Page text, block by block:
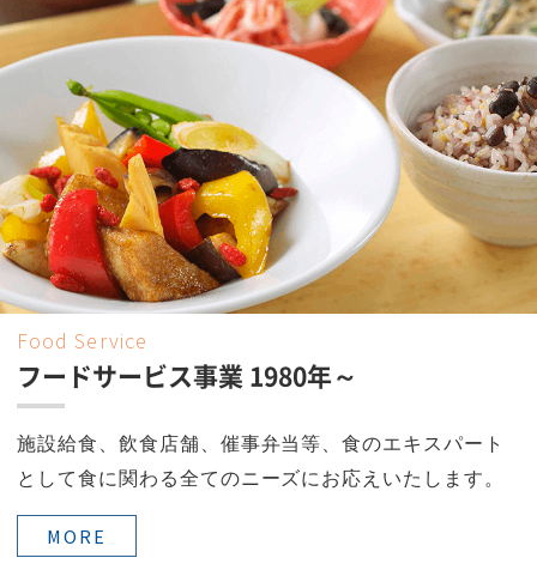
Food Service
フードサービス事業 1980年～
施設給食、飲食店舗、催事弁当等、食のエキスパート
として食に関わる全てのニーズにお応えいたします。
MORE